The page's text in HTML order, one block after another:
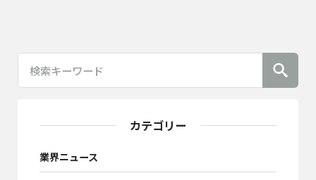
カテゴリー
業界ニュース